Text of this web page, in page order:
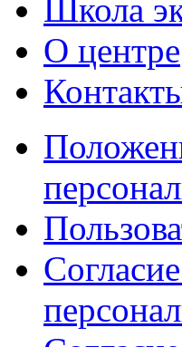
Школа
О центре